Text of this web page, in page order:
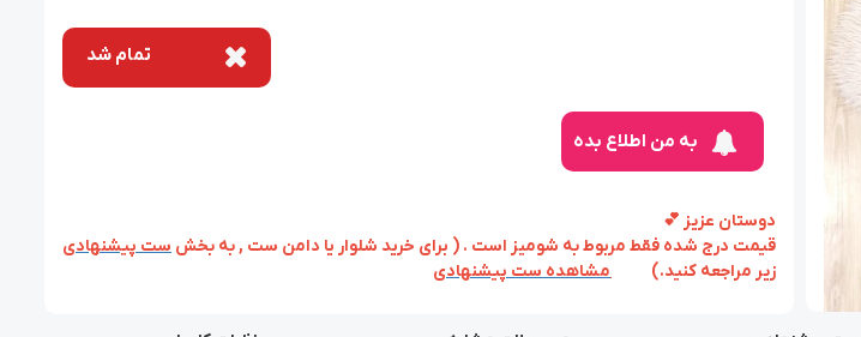
تمام شد
به من اطلاع بده
دوستان عزیز 💕
قیمت درج شده فقط مربوط به شومیز است . ( برای خرید شلوار یا دامن ست , به بخش ست پیشنهادی
زیر مراجعه کنید.)
مشاهده ست پیشنهادی